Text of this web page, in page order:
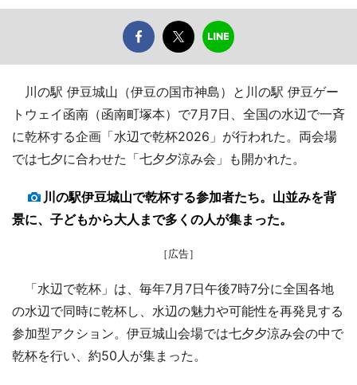
川の駅 伊豆城山（伊豆の国市神島）と川の駅 伊豆ゲー
トウェイ函南（函南町塚本）で7月7日、全国の水辺で一斉
に乾杯する企画「水辺で乾杯2026」が行われた。両会場
では七夕に合わせた「七夕夕涼み会」も開かれた。
川の駅伊豆城山で乾杯する参加者たち。山並みを背
景に、子どもから大人まで多くの人が集まった。
［広告］
「水辺で乾杯」は、毎年7月7日午後7時7分に全国各地
の水辺で同時に乾杯し、水辺の魅力や可能性を再発見する
参加型アクション。伊豆城山会場では七夕夕涼み会の中で
乾杯を行い、約50人が集まった。